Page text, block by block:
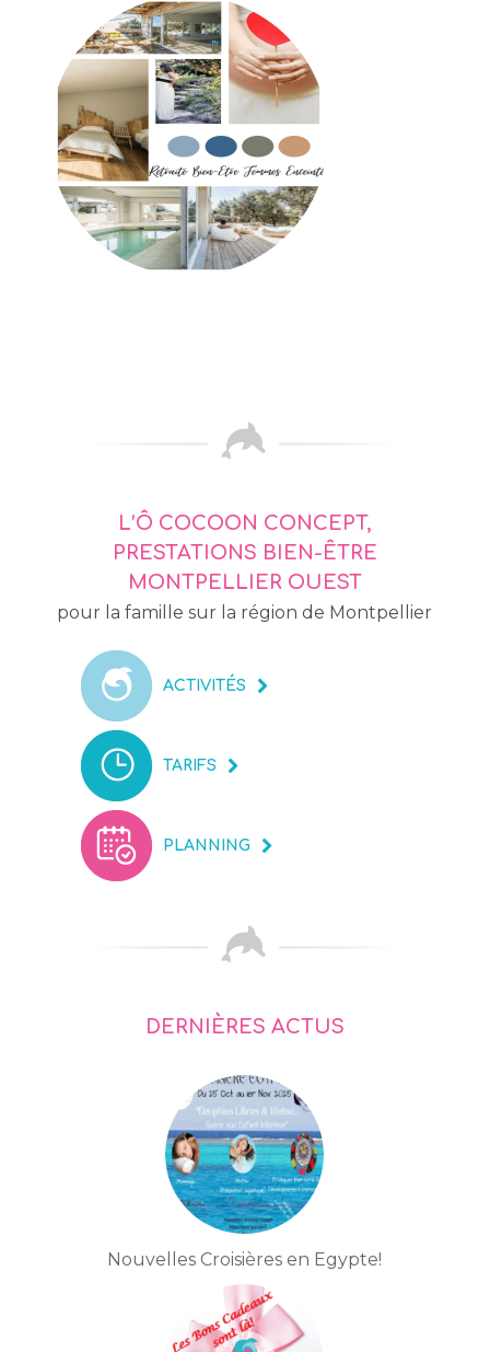
L’Ô COCOON CONCEPT,
PRESTATIONS BIEN-ÊTRE
MONTPELLIER OUEST
pour la famille sur la région de Montpellier
ACTIVITÉS
TARIFS
PLANNING
DERNIÈRES ACTUS
Nouvelles Croisières en Egypte!